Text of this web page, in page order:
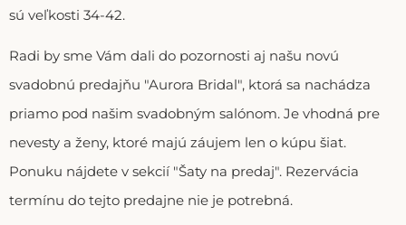
sú veľkosti 34-42.
Radi by sme Vám dali do pozornosti aj našu novú
svadobnú predajňu "Aurora Bridal", ktorá sa nachádza
priamo pod našim svadobným salónom. Je vhodná pre
nevesty a ženy, ktoré majú záujem len o kúpu šiat.
Ponuku nájdete v sekcií "Šaty na predaj". Rezervácia
termínu do tejto predajne nie je potrebná.